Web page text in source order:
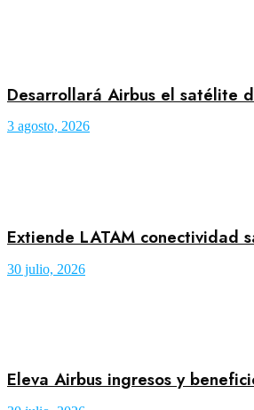
Desarrollará Airbus el satélite
3 agosto, 2026
Extiende LATAM conectividad
30 julio, 2026
Eleva Airbus ingresos y